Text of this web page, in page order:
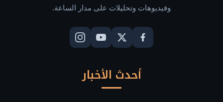
وفيديوهات وتحليلات على مدار الساعة.
أحدث الأخبار